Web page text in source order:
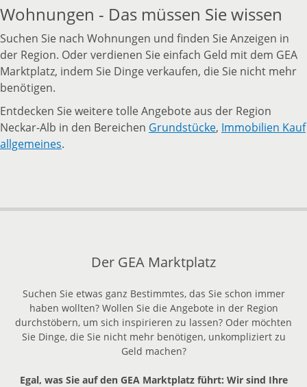
Wohnungen - Das müssen Sie wissen
Suchen Sie nach Wohnungen und finden Sie Anzeigen in
der Region. Oder verdienen Sie einfach Geld mit dem GEA
Marktplatz, indem Sie Dinge verkaufen, die Sie nicht mehr
benötigen.
Entdecken Sie weitere tolle Angebote aus der Region
Neckar-Alb in den Bereichen Grundstücke, Immobilien Kauf
allgemeines.
Der GEA Marktplatz
Suchen Sie etwas ganz Bestimmtes, das Sie schon immer
haben wollten? Wollen Sie die Angebote in der Region
durchstöbern, um sich inspirieren zu lassen? Oder möchten
Sie Dinge, die Sie nicht mehr benötigen, unkompliziert zu
Geld machen?
Egal, was Sie auf den GEA Marktplatz führt: Wir sind Ihre